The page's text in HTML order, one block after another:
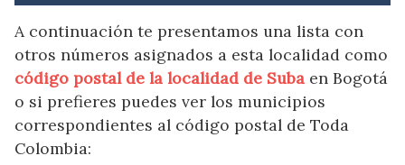
A continuación te presentamos una lista con
otros números asignados a esta localidad como
código postal de la localidad de Suba en Bogotá
o si prefieres puedes ver los municipios
correspondientes al código postal de Toda
Colombia: